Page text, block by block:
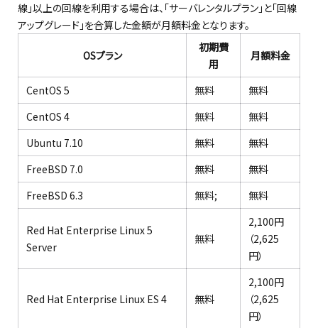
線」以上の回線を利用する場合は、「サーバレンタルプラン」と「回線
アップグレード」を合算した金額が月額料金となります。
OSプラン
初期費
用
月額料金
CentOS 5 無料
無料
CentOS 4
無料
無料
Ubuntu 7.10
無料
無料
FreeBSD 7.0
無料
無料
FreeBSD 6.3
無料; 無料
Red Hat Enterprise Linux 5
Server
無料
2,100円
（2,625
円）
Red Hat Enterprise Linux ES 4 無料
2,100円
（2,625
円）